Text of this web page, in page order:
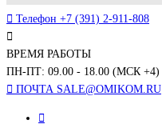
Телефон +7 (391) 2-911-808
ВРЕМЯ РАБОТЫ
ПН-ПТ: 09.00 - 18.00 (МСК +4)
ПОЧТА SALE@OMIKOM.RU